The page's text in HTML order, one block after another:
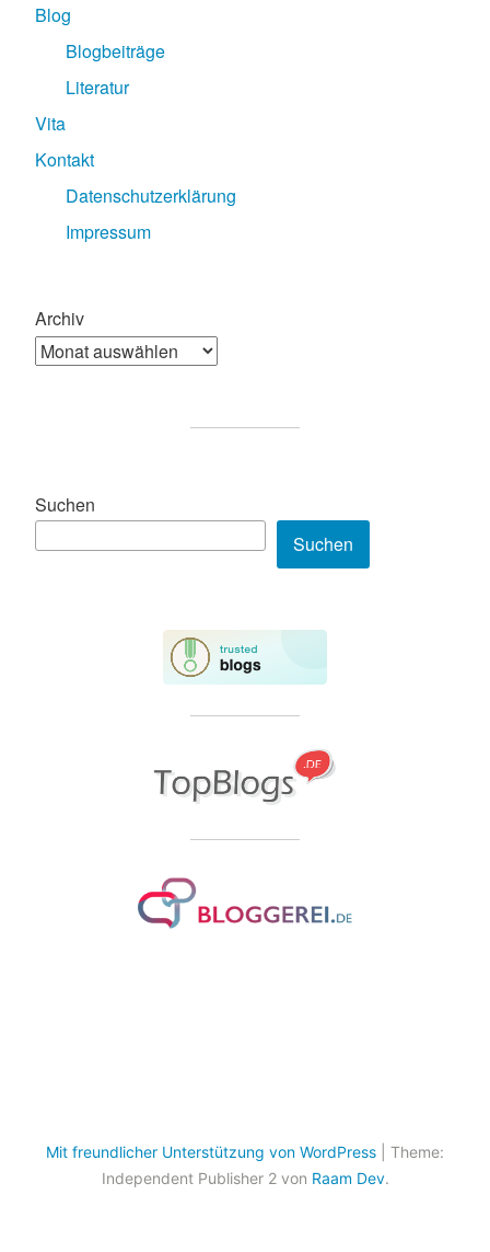
Blog
Blogbeiträge
Literatur
Vita
Kontakt
Datenschutzerklärung
Impressum
Archiv
Suchen
Suchen
Mit freundlicher Unterstützung von WordPress
Theme:
Independent Publisher 2 von Raam Dev.